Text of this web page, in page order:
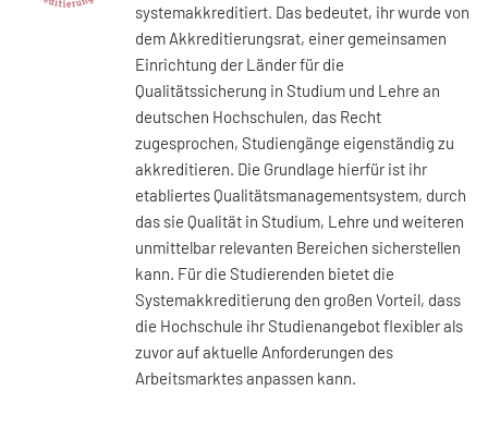
systemakkreditiert. Das bedeutet, ihr wurde von
dem Akkreditierungsrat, einer gemeinsamen
Einrichtung der Länder für die
Qualitätssicherung in Studium und Lehre an
deutschen Hochschulen, das Recht
zugesprochen, Studiengänge eigenständig zu
akkreditieren. Die Grundlage hierfür ist ihr
etabliertes Qualitätsmanagementsystem, durch
das sie Qualität in Studium, Lehre und weiteren
unmittelbar relevanten Bereichen sicherstellen
kann. Für die Studierenden bietet die
Systemakkreditierung den großen Vorteil, dass
die Hochschule ihr Studienangebot flexibler als
zuvor auf aktuelle Anforderungen des
Arbeitsmarktes anpassen kann.